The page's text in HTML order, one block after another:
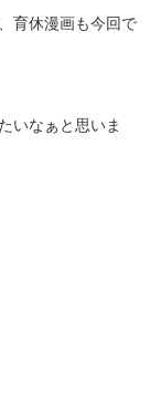
育休漫画も今回で
いなぁと思いま